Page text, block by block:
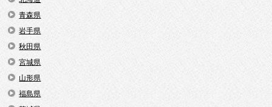
青森県
岩手県
秋田県
宮城県
山形県
福島県